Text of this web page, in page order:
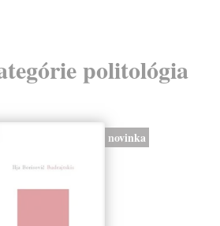
politológia
novinka